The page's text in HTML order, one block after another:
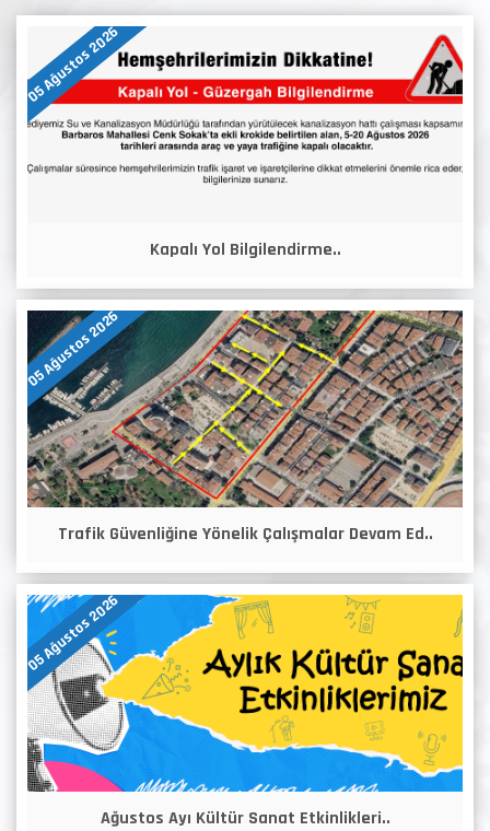
05 Ağustos 2026
Kapalı Yol Bilgilendirme..
05 Ağustos 2026
Trafik Güvenliğine Yönelik Çalışmalar Devam Ed..
05 Ağustos 2026
Ağustos Ayı Kültür Sanat Etkinlikleri..